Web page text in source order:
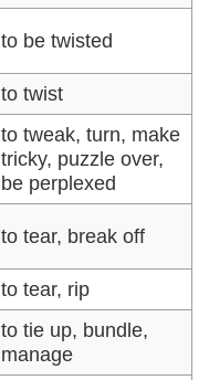
to be twisted
to twist
to tweak, turn, make
tricky, puzzle over,
be perplexed
to tear, break off
to tear, rip
to tie up, bundle,
manage